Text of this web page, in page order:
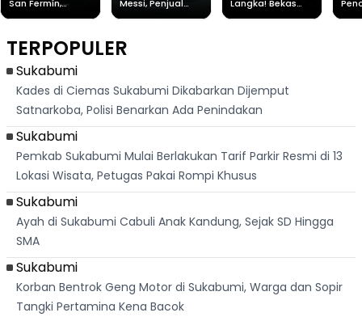
San Fermín,
Banteng
Messi, Penjual
"Bang Messi"
Langka! Bekas
TERPOPULER
Sukabumi
Kades di Ciemas Sukabumi Dikabarkan Dijemput
Satnarkoba, Polisi Benarkan Ada Penindakan
Sukabumi
Pemkab Sukabumi Mulai Berlakukan Tarif Parkir Resmi di 13
Lokasi Wisata, Petugas Pakai Rompi Khusus
Sukabumi
Ayah di Sukabumi Cabuli Anak Kandung, Sejak SD Hingga
SMA
Sukabumi
Korban Bentrok Geng Motor di Sukabumi, Warga dan Sopir
Tangki Pertamina Kena Bacok